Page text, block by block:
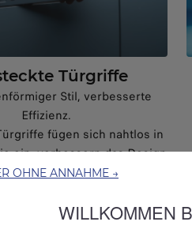
Türgriffe
Stil, verbesserte
Effizienz.
fügen sich nahtlos in
ein, verbessern das Design
die Aerodynamik
OHNE ANNAHME →
WILLKOMMEN